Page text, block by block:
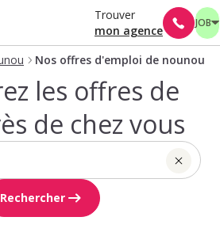
Trouver
mon agence
JOB
Nos offres d'emploi de nounou
les offres de
de chez vous
Rechercher